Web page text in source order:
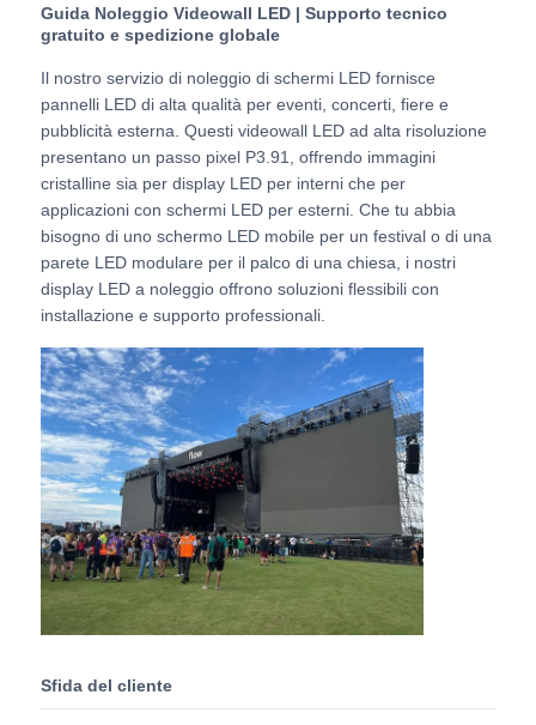
Contattaci
Notizie
Casi
Chiedi un preventivo
Display a parete video a LED
Schermata del display LED
Schermo di concerto LED
Noleggio di schermi a LED
Muro video a LED COB
Display LED trasparente
Guida Noleggio Videowall LED | Supporto tecnico
gratuito e spedizione globale
Il nostro servizio di noleggio di schermi LED fornisce
pannelli LED di alta qualità per eventi, concerti, fiere e
pubblicità esterna. Questi videowall LED ad alta risoluzione
presentano un passo pixel P3.91, offrendo immagini
cristalline sia per display LED per interni che per
applicazioni con schermi LED per esterni. Che tu abbia
bisogno di uno schermo LED mobile per un festival o di una
parete LED modulare per il palco di una chiesa, i nostri
display LED a noleggio offrono soluzioni flessibili con
installazione e supporto professionali.
Sfida del cliente